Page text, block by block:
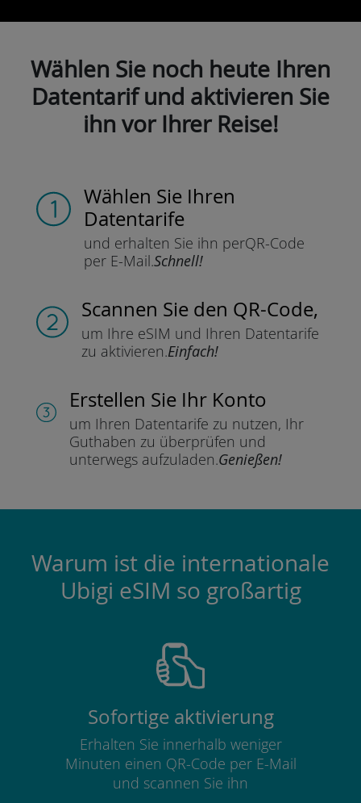
Wählen Sie noch heute Ihren
Datentarif und aktivieren Sie
ihn vor Ihrer Reise!
Wählen Sie Ihren
Datentarife
und erhalten Sie ihn perQR-Code
per E-Mail.Schnell!
Scannen Sie den QR-Code,
um Ihre eSIM und Ihren Datentarife
zu aktivieren.Einfach!
Erstellen Sie Ihr Konto
um Ihren Datentarife zu nutzen, Ihr
Guthaben zu überprüfen und
unterwegs aufzuladen.Genießen!
Warum ist die internationale
Ubigi eSIM so großartig
Sofortige aktivierung
Erhalten Sie innerhalb weniger
Minuten einen QR-Code per E-Mail
und scannen Sie ihn